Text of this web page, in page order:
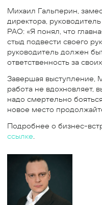
Михаил Гальперин,
директора,
РАО: «Я понял, что
стыд подвести своего
руководитель должен
ответственность за
Завершая выступление,
работа не вдохновляет,
надо смертельно
новое место
Подробнее о бизнес-
ссылке.